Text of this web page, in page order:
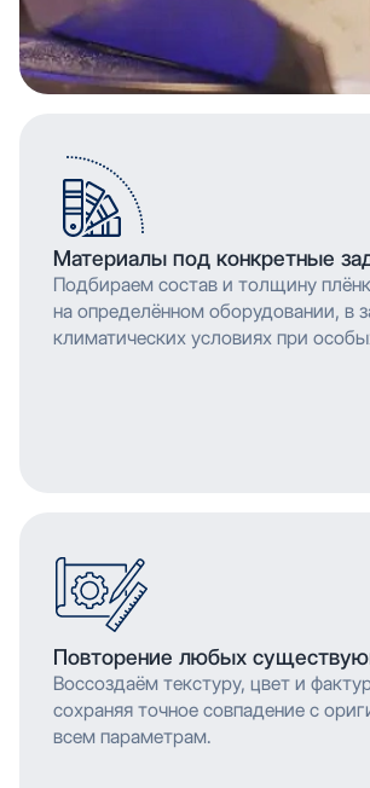
Материалы под конкретные
Подбираем состав и толщину
на определённом оборудовании, в
климатических условиях при
Повторение любых
Воссоздаём текстуру, цвет и
сохраняя точное совпадение с
всем параметрам.